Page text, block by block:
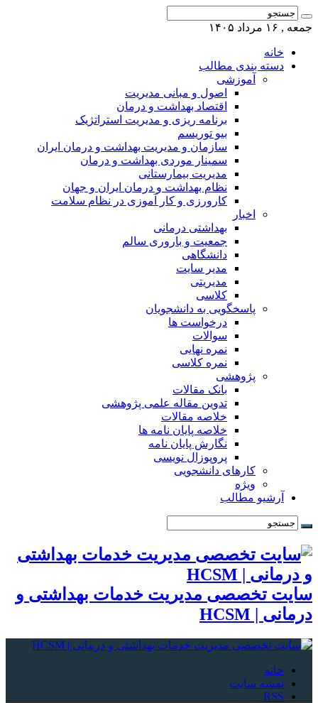
جمعه , ۱۶ مرداد ۱۴۰۵
خانه
دسته بندی مطالب
آموزشی
اصول و مبانی مدیریت
اقتصاد بهداشت و درمان
برنامه ریزی و مدیریت استراتژیک
بیو توریسم
سازمان و مدیریت بهداشت و درمان ایران
سمینار موردی بهداشت و درمان
مدیریت بیمارستانی
نظام بهداشت و درمان ایران و جهان
کارورزی و کار آموزی در نظام سلامت
اخبار
بهداشتی درمانی
جمعیت و باروری سالم
دانشگاهی
مدیر سایت
مدیریتی
کلاسی
پاسخگویی به دانشجویان
درخواست ها
سوالات
نمره نهایی
نمره کلاسی
پژوهشی
بانک مقالات
تدوین مقاله علمی پژوهشی
خلاصه مقالات
خلاصه پایان نامه ها
نگارش پایان نامه
پروپوزال نویسی
کارهای دانشجویی
ویژه
آرشیو مطالب
سایت تخصصی مدیریت خدمات بهداشتی و
درمانی | HCSM
خانه
نقشه سایت
RSS